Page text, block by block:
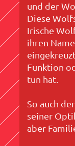
und der
Diese
Irische
ihren
Funktion
tun hat.
So auch
seiner
aber